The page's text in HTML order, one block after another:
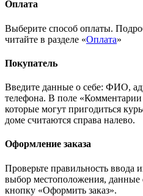
Оплата
Выберите способ оплаты.
читайте в разделе «Оплата»
Покупатель
Введите данные о себе: ФИО,
телефона. В поле «Комментарии
которые могут пригодиться
доме считаются справа налево.
Оформление заказа
Проверьте правильность ввода
выбор местоположения,
кнопку «Оформить заказ».